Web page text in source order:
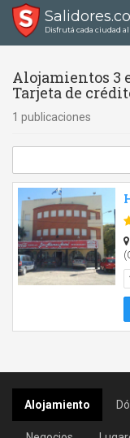
Disfrutá cada ciudad
Alojamientos 3
Tarjeta de
1 publicaciones
Alojamiento